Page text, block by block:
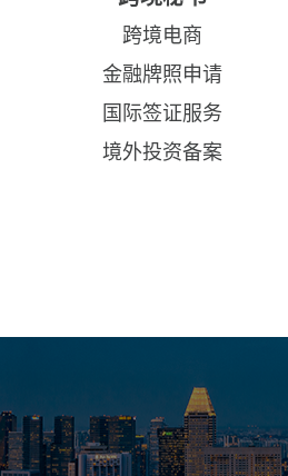
跨境电商
金融牌照申请
国际签证服务
境外投资备案